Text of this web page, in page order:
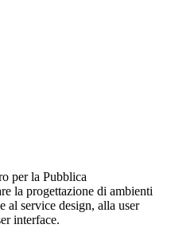
per la Pubblica
la progettazione di ambienti
service design, alla user
interface.